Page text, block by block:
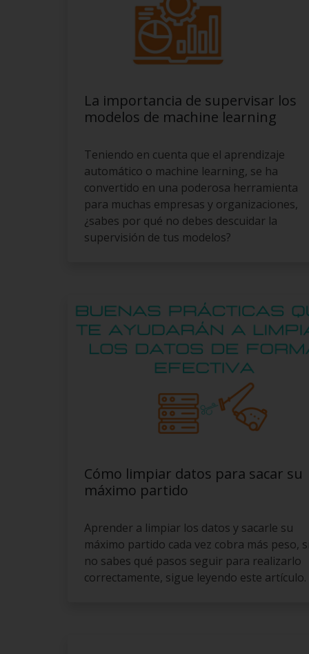
La importancia de supervisar los
modelos de machine learning
Teniendo en cuenta que el aprendizaje
automático o machine learning, se ha
convertido en una poderosa herramienta
para muchas empresas y organizaciones,
¿sabes por qué no debes descuidar la
supervisión de tus modelos?
Cómo limpiar datos para sacar su
máximo partido
Aprender a limpiar los datos y sacarle su
máximo partido cada vez cobra más peso,
no sabes qué pasos seguir para realizarlo
correctamente, sigue leyendo este artículo.